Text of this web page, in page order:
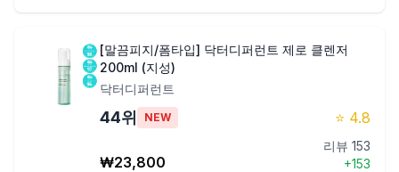
[말끔피지/폼타입] 닥터디퍼런트 제로 클렌저
200ml (지성)
닥터디퍼런트
44위 NEW ⭐ 4.8
₩23,800
리뷰 153
+153